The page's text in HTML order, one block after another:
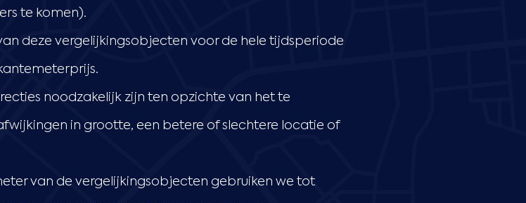
te komen).
deze vergelijkingsobjecten voor de hele tijdsperiode
noodzakelijk zijn ten opzichte van het te
in grootte, een betere of slechtere locatie of
van de vergelijkingsobjecten gebruiken we tot